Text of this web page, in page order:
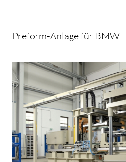
Preform-Anlage für BMW